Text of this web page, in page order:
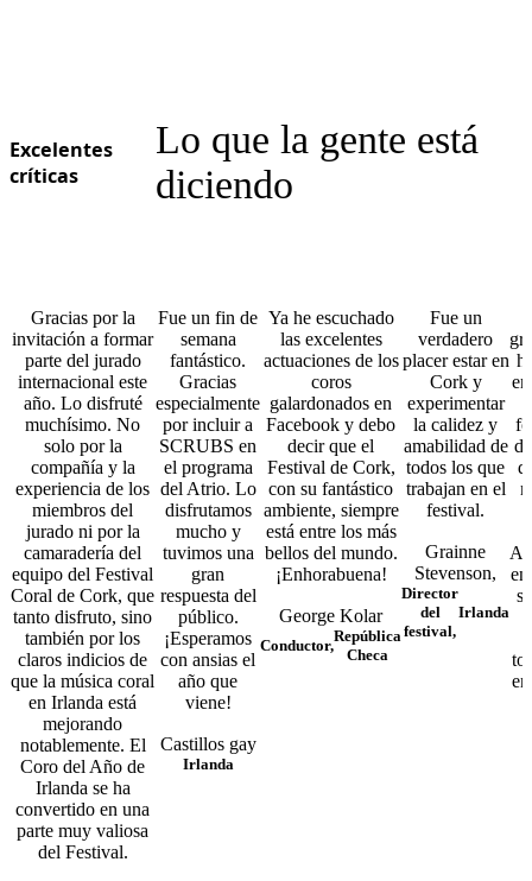
Excelentes
críticas
Lo que la gente está
diciendo
Gracias por la
invitación a formar
parte del jurado
internacional este
año. Lo disfruté
muchísimo. No
solo por la
compañía y la
experiencia de los
miembros del
jurado ni por la
camaradería del
equipo del Festival
Coral de Cork, que
tanto disfruto, sino
también por los
claros indicios de
que la música coral
en Irlanda está
mejorando
notablemente. El
Coro del Año de
Irlanda se ha
convertido en una
parte muy valiosa
del Festival.
Fue un fin de
semana
fantástico.
Gracias
especialmente
por incluir a
SCRUBS en
el programa
del Atrio. Lo
disfrutamos
mucho y
tuvimos una
gran
respuesta del
público.
¡Esperamos
con ansias el
año que
viene!
Castillos gay
Irlanda
Ya he escuchado
las excelentes
actuaciones de los
coros
galardonados en
Facebook y debo
decir que el
Festival de Cork,
con su fantástico
ambiente, siempre
está entre los más
bellos del mundo.
¡Enhorabuena!
George Kolar
Conductor,
República
Checa
Fue un
verdadero
placer estar en
Cork y
experimentar
la calidez y
amabilidad de
todos los que
trabajan en el
festival.
Grainne
Stevenson,
Director
del
festival,
Irlanda